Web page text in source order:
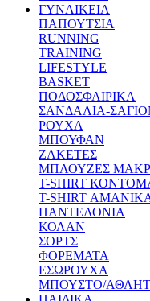
ΓΥΝΑΙΚΕΙΑ
ΠΑΠΟΥΤΣΙΑ
RUNNING
TRAINING
LIFESTYLE
BASKET
ΠΟΔΟΣΦΑΙΡΙΚΑ
ΣΑΝΔΑΛΙΑ-
ΡΟΥΧΑ
ΜΠΟΥΦΑΝ
ΖΑΚΕΤΕΣ
ΜΠΛΟΥΖΕΣ
T-SHIRT
T-SHIRT
ΠΑΝΤΕΛΟΝΙΑ
ΚΟΛΑΝ
ΣΟΡΤΣ
ΦΟΡΕΜΑΤΑ
ΕΣΩΡΟΥΧΑ
ΜΠΟΥΣΤΟ/